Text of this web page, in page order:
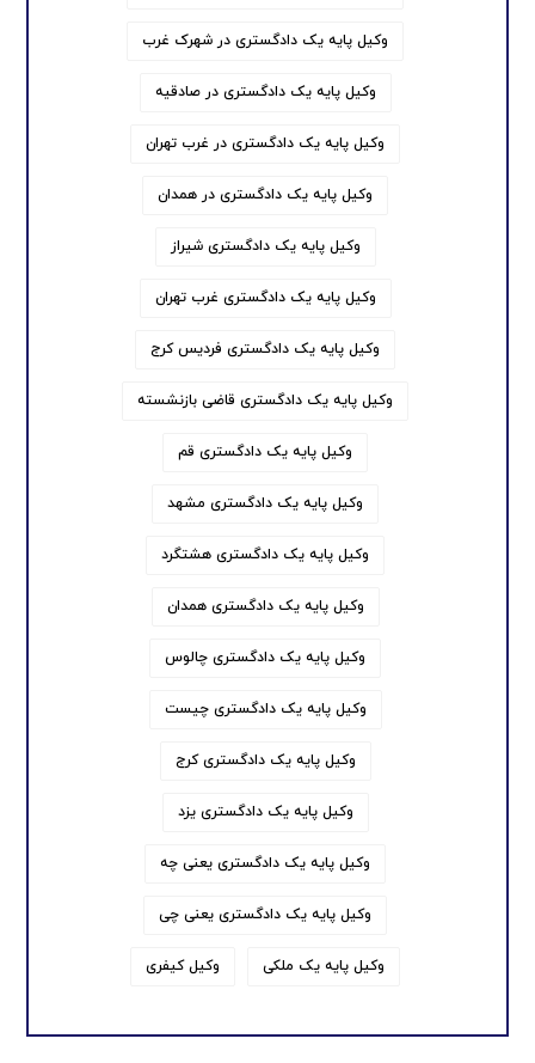
وکیل پایه یک دادگستری در شهرک غرب
وکیل پایه یک دادگستری در صادقیه
وکیل پایه یک دادگستری در غرب تهران
وکیل پایه یک دادگستری در همدان
وکیل پایه یک دادگستری شیراز
وکیل پایه یک دادگستری غرب تهران
وکیل پایه یک دادگستری فردیس کرج
وکیل پایه یک دادگستری قاضی بازنشسته
وکیل پایه یک دادگستری قم
وکیل پایه یک دادگستری مشهد
وکیل پایه یک دادگستری هشتگرد
وکیل پایه یک دادگستری همدان
وکیل پایه یک دادگستری چالوس
وکیل پایه یک دادگستری چیست
وکیل پایه یک دادگستری کرج
وکیل پایه یک دادگستری یزد
وکیل پایه یک دادگستری یعنی چه
وکیل پایه یک دادگستری یعنی چی
وکیل پایه یک ملکی وکیل کیفری